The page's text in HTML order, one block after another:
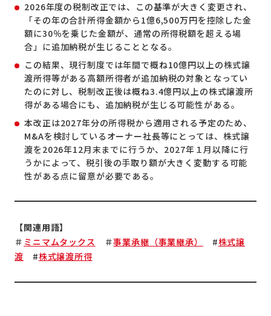
2026年度の税制改正では、この基準が大きく変更され、
「その年の合計所得金額から1億6,500万円を控除した金
額に30％を乗じた金額が、通常の所得税額を超える場
合」に追加納税が生じることとなる。
この結果、現行制度では年間で概ね10億円以上の株式譲
渡所得等がある高額所得者が追加納税の対象となってい
たのに対し、税制改正後は概ね3.4億円以上の株式譲渡所
得がある場合にも、追加納税が生じる可能性がある。
本改正は2027年分の所得税から適用される予定のため、
M&Aを検討しているオーナー社長等にとっては、株式譲
渡を2026年12月末までに行うか、2027年１月以降に行
うかによって、税引後の手取り額が大きく変動する可能
性がある点に留意が必要である。
【関連用語】
＃ ミニマムタックス ＃事業承継（事業継承） #株式譲
渡 #株式譲渡所得